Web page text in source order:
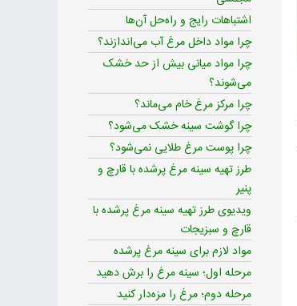
اشتباهات رایج و راه‌حل آن‌ها
چرا مواد داخل مرغ آب می‌اندازند؟
چرا مواد میانی بیش از حد خشک
می‌شوند؟
چرا مرکز مرغ خام می‌ماند؟
چرا گوشت سینه خشک می‌شود؟
چرا پوست مرغ طلایی نمی‌شود؟
طرز تهیه سینه مرغ پرشده با قارچ و
پنیر
ویدیوی طرز تهیه سینه مرغ پرشده با
قارچ و سبزیجات
مواد لازم برای سینه مرغ پرشده
مرحله اول؛ سینه مرغ را برش دهید
مرحله دوم؛ مرغ را مزه‌دار کنید